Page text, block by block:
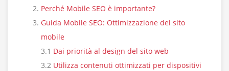
Perché Mobile SEO è importante?
Guida Mobile SEO: Ottimizzazione del sito
mobile
3.1 Dai priorità al design del sito web
3.2 Utilizza contenuti ottimizzati per dispositivi